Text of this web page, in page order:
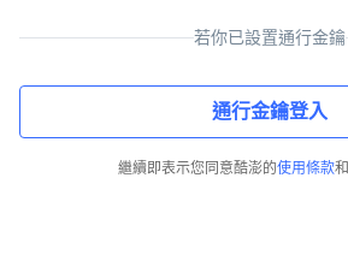
若你已設置通行金鑰
通行金鑰登入
繼續即表示您同意酷澎的使用條款和